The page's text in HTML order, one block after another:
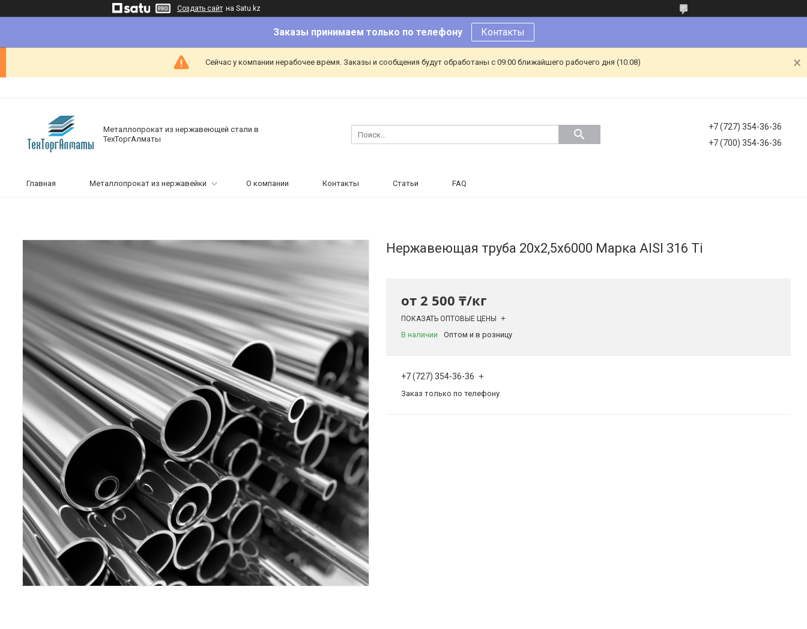
Создать сайт на Satu.kz
Заказы принимаем только по телефону Контакты
Сейчас у компании нерабочее время. Заказы и сообщения будут обработаны с 09:00 ближайшего рабочего дня (10.08)
Металлопрокат из нержавеющей стали в
ТехТоргАлматы
+7 (727) 354-36-36
+7 (700) 354-36-36
Главная Металлопрокат из нержавейки О компании Контакты Статьи FAQ
Нержавеющая труба 20х2,5х6000 Марка AISI 316 Ti
от 2 500 ₸/кг
ПОКАЗАТЬ ОПТОВЫЕ ЦЕНЫ
В наличии Оптом и в розницу
+7 (727) 354-36-36
Заказ только по телефону